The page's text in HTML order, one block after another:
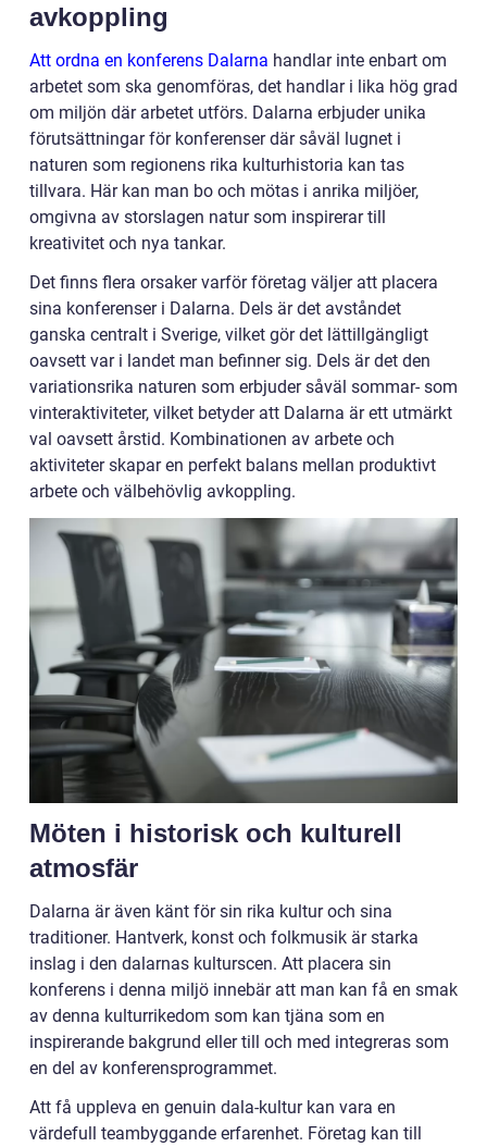
avkoppling
Att ordna en konferens Dalarna handlar inte enbart om
arbetet som ska genomföras, det handlar i lika hög grad
om miljön där arbetet utförs. Dalarna erbjuder unika
förutsättningar för konferenser där såväl lugnet i
naturen som regionens rika kulturhistoria kan tas
tillvara. Här kan man bo och mötas i anrika miljöer,
omgivna av storslagen natur som inspirerar till
kreativitet och nya tankar.
Det finns flera orsaker varför företag väljer att placera
sina konferenser i Dalarna. Dels är det avståndet
ganska centralt i Sverige, vilket gör det lättillgängligt
oavsett var i landet man befinner sig. Dels är det den
variationsrika naturen som erbjuder såväl sommar- som
vinteraktiviteter, vilket betyder att Dalarna är ett utmärkt
val oavsett årstid. Kombinationen av arbete och
aktiviteter skapar en perfekt balans mellan produktivt
arbete och välbehövlig avkoppling.
Möten i historisk och kulturell
atmosfär
Dalarna är även känt för sin rika kultur och sina
traditioner. Hantverk, konst och folkmusik är starka
inslag i den dalarnas kulturscen. Att placera sin
konferens i denna miljö innebär att man kan få en smak
av denna kulturrikedom som kan tjäna som en
inspirerande bakgrund eller till och med integreras som
en del av konferensprogrammet.
Att få uppleva en genuin dala-kultur kan vara en
värdefull teambyggande erfarenhet. Företag kan till